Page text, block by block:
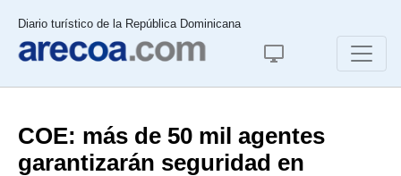
Diario turístico de la República Dominicana
COE: más de 50 mil agentes
garantizarán seguridad en